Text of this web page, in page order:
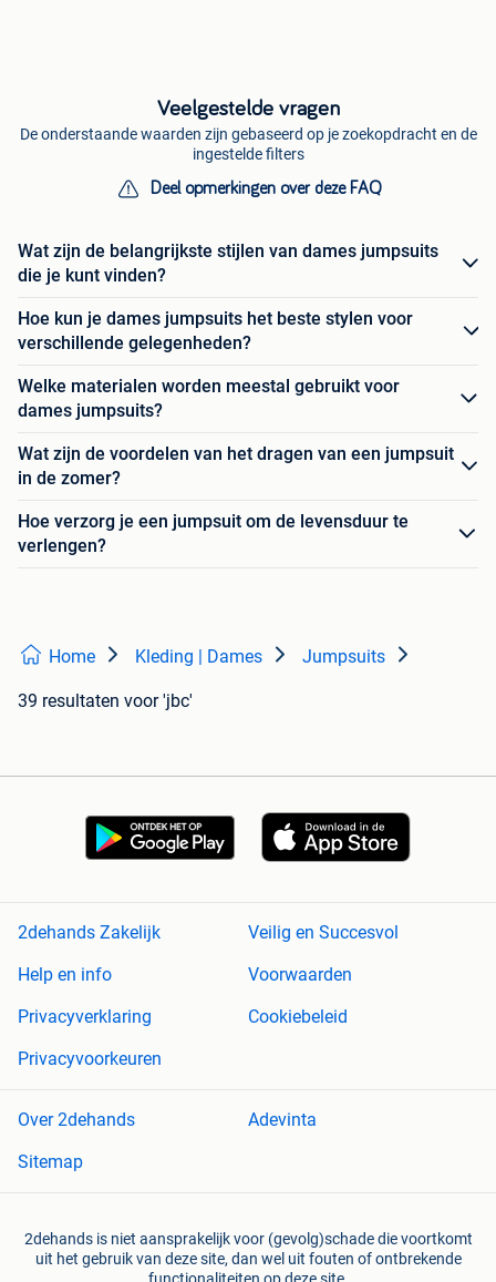
Veelgestelde vragen
De onderstaande waarden zijn gebaseerd op je zoekopdracht en de
ingestelde filters
Deel opmerkingen over deze FAQ
Wat zijn de belangrijkste stijlen van dames jumpsuits
die je kunt vinden?
Hoe kun je dames jumpsuits het beste stylen voor
verschillende gelegenheden?
Welke materialen worden meestal gebruikt voor
dames jumpsuits?
Wat zijn de voordelen van het dragen van een jumpsuit
in de zomer?
Hoe verzorg je een jumpsuit om de levensduur te
verlengen?
Home Kleding | Dames Jumpsuits
39 resultaten voor 'jbc'
2dehands Zakelijk
Veilig en Succesvol
Help en info
Voorwaarden
Privacyverklaring
Cookiebeleid
Privacyvoorkeuren
Over 2dehands
Adevinta
Sitemap
2dehands is niet aansprakelijk voor (gevolg)schade die voortkomt
uit het gebruik van deze site, dan wel uit fouten of ontbrekende